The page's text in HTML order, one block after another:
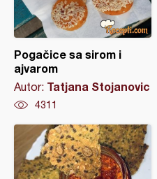
Pogačice sa sirom i
ajvarom
Autor: Tatjana Stojanovic
4311